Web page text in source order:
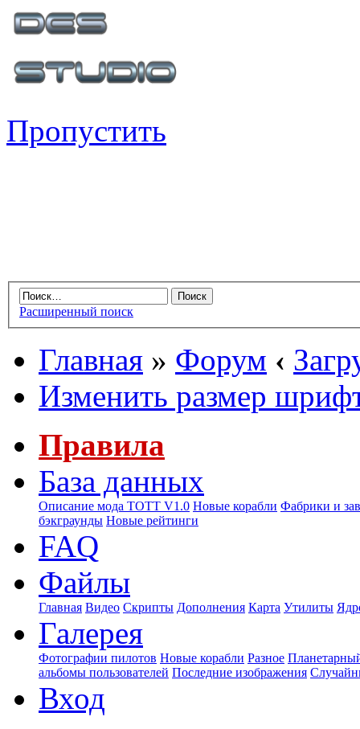
Пропустить
Расширенный поиск
Главная » Форум ‹
Изменить размер
Правила
База данных
Описание мода ТОТТ V1.0 Новые корабли Фабрики и
бэкграунды Новые рейтинги
FAQ
Файлы
Главная Видео Скрипты Дополнения Карта Утилиты
Галерея
Фотографии пилотов Новые корабли Разное
альбомы пользователей Последние изображения
Вход